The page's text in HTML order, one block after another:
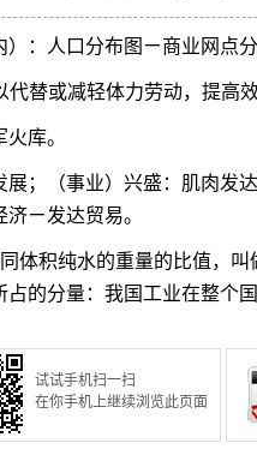
）：人口分布图ㄧ商业网点
代替或减轻体力劳动，提高
库。
；（事业）兴盛：肌肉发
ㄧ发达贸易。
积纯水的重量的比值，叫
的分量：我国工业在整个
试试手机扫一扫
在你手机上继续浏览此页面